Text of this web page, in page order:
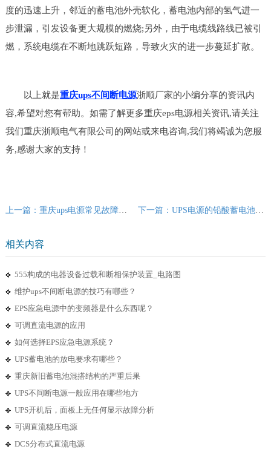
度的迅速上升，邻近的蓄电池外壳软化，蓄电池内部的氢气进一
步泄漏，引发设备更大规模的燃烧;另外，由于电缆线路线已被引
燃，系统电缆在不断地跳跃短路，导致火灾的进一步蔓延扩散。
以上就是重庆ups不间断电源浙顺厂家的小编分享的资讯内
容,希望对您有帮助。如需了解更多重庆eps电源相关资讯,请关注
我们重庆浙顺电气有限公司的网站或来电咨询,我们将竭诚为您服
务,感谢大家的支持！
上一篇：重庆ups电源常见故障和解决办法
相关内容
555构成的电器设备过载和断相保护装置_电路图
维护ups不间断电源的技巧有哪些？
EPS应急电源中的变频器是什么东西呢？
可调直流电源的应用
如何选择EPS应急电源系统？
UPS蓄电池的放电要求有哪些？
重庆新旧蓄电池混搭结构的严重后果
UPS不间断电源一般应用在哪些地方
UPS开机后，面板上无任何显示故障分析
可调直流稳压电源
DCS分布式直流电源